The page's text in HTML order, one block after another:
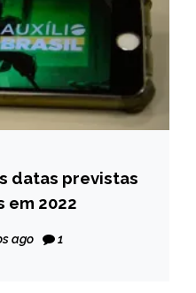
datas previstas
em 2022
ago 1